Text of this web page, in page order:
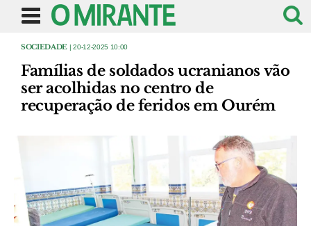
SOCIEDADE | 20-12-2025 10:00
Famílias de soldados ucranianos vão
ser acolhidas no centro de
recuperação de feridos em Ourém